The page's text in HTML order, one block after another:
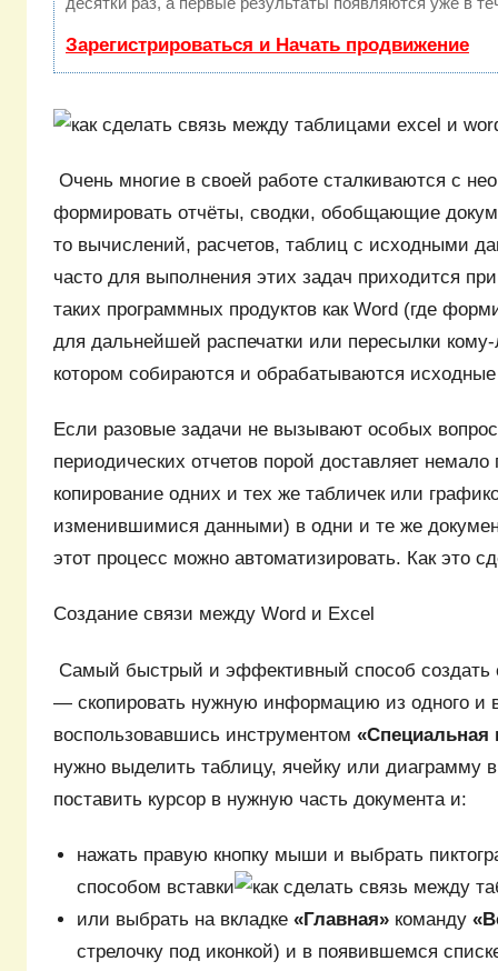
Зарегистрироваться и Начать продвижение
Очень многие в своей работе сталкиваются с
формировать отчёты, сводки, обобщающие
то вычислений, расчетов, таблиц с исходными
часто для выполнения этих задач приходится
таких программных продуктов как Word (где
для дальнейшей распечатки или пересылки
котором собираются и обрабатываются
Если разовые задачи не вызывают особых
периодических отчетов порой доставляет
копирование одних и тех же табличек или
изменившимися данными) в одни и те же
этот процесс можно автоматизировать. Как это
Создание связи между Word и Excel
Самый быстрый и эффективный способ
— скопировать нужную информацию из одного и
воспользовавшись инструментом «Специальная
нужно выделить таблицу, ячейку или диаграмму
поставить курсор в нужную часть документа и:
нажать правую кнопку мыши и выбрать
способом вставки
или выбрать на вкладке«Главная» команду
стрелочку под иконкой) и в появившемся